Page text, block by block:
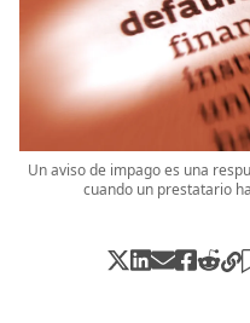
Un aviso de impago es una
cuando un prestatario